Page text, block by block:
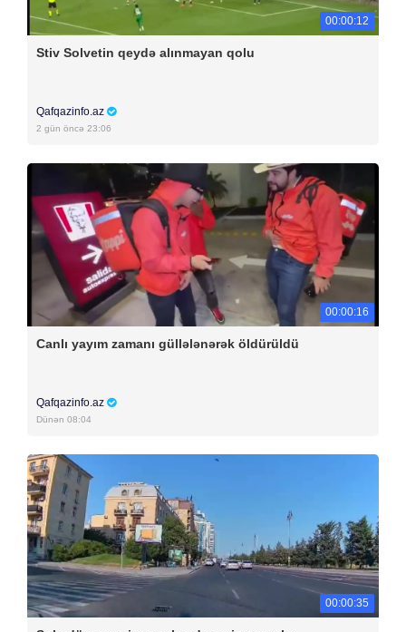
00:00:12
Stiv Solvetin qeydə alınmayan qolu
Qafqazinfo.az
2 gün öncə 23:06
00:00:16
Canlı yayım zamanı güllələnərək öldürüldü
Qafqazinfo.az
Dünən 08:04
00:00:35